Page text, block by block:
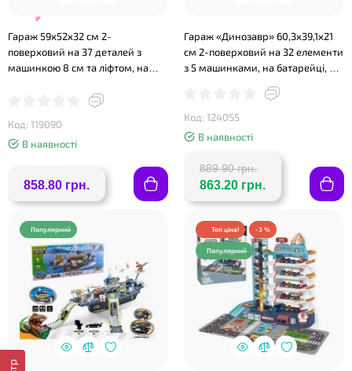
Гараж 59х52х32 см 2-
поверховий на 37 деталей з
машинкою 8 см та ліфтом, на
Код: 119090
В наявності
858.80 грн.
Гараж «Динозавр» 60,3х39,1х21
см 2-поверховий на 32 елементи
з 5 машинками, на батарейці, у
Код: 124055
В наявності
889.90 грн.
863.20 грн.
Популярний Топ ціна! -3 %
Популярний